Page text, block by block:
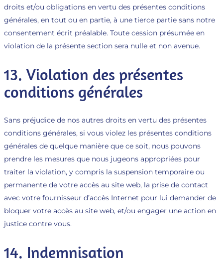
droits et/ou obligations en vertu des présentes conditions
générales, en tout ou en partie, à une tierce partie sans notre
consentement écrit préalable. Toute cession présumée en
violation de la présente section sera nulle et non avenue.
13. Violation des présentes
conditions générales
Sans préjudice de nos autres droits en vertu des présentes
conditions générales, si vous violez les présentes conditions
générales de quelque manière que ce soit, nous pouvons
prendre les mesures que nous jugeons appropriées pour
traiter la violation, y compris la suspension temporaire ou
permanente de votre accès au site web, la prise de contact
avec votre fournisseur d’accès Internet pour lui demander de
bloquer votre accès au site web, et/ou engager une action en
justice contre vous.
14. Indemnisation